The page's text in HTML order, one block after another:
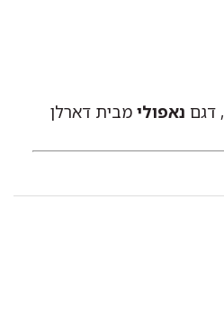
, דגם נאפולי מבית דארלן